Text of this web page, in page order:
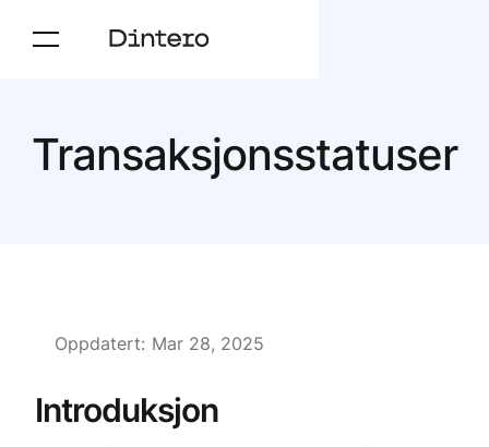
Transaksjonsstatuser
Oppdatert: Mar 28, 2025
Introduksjon